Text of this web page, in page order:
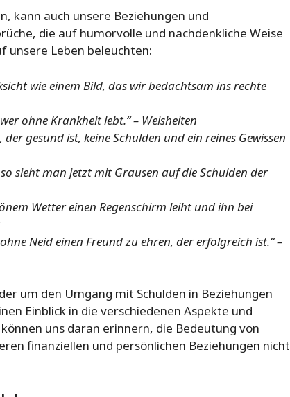
kann auch unsere Beziehungen und
die auf humorvolle und nachdenkliche Weise
unsere Leben beleuchten:
wie einem Bild, das wir bedachtsam ins rechte
ohne Krankheit lebt.“ – Weisheiten
gesund ist, keine Schulden und ein reines Gewissen
sieht man jetzt mit Grausen auf die Schulden der
Wetter einen Regenschirm leiht und ihn bei
Neid einen Freund zu ehren, der erfolgreich ist.“ –
um den Umgang mit Schulden in Beziehungen
Einblick in die verschiedenen Aspekte und
uns daran erinnern, die Bedeutung von
finanziellen und persönlichen Beziehungen nicht